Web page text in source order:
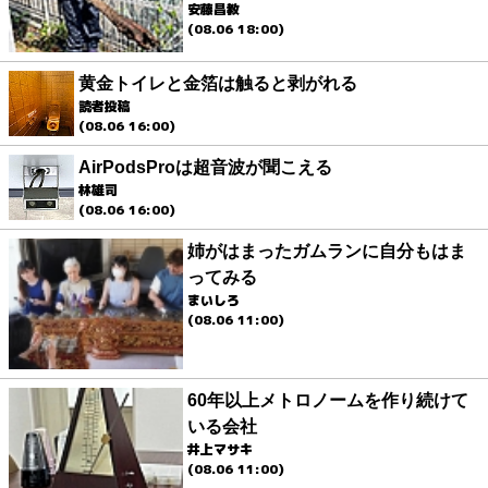
安藤昌教
(08.06 18:00)
黄金トイレと金箔は触ると剥がれる
読者投稿
(08.06 16:00)
AirPodsProは超音波が聞こえる
林雄司
(08.06 16:00)
姉がはまったガムランに自分もはま
ってみる
まいしろ
(08.06 11:00)
60年以上メトロノームを作り続けて
いる会社
井上マサキ
(08.06 11:00)